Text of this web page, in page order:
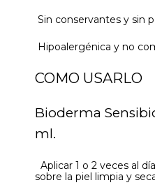
Sin conservantes y sin
Hipoalergénica y no
COMO USARLO
Bioderma
ml.
Aplicar 1 o 2 veces al
sobre la piel limpia y